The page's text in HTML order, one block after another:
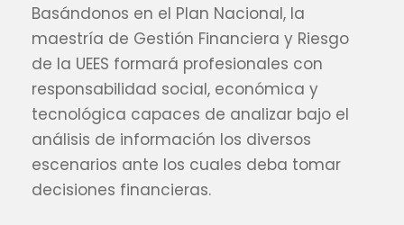
Basándonos en el Plan Nacional, la
maestría de Gestión Financiera y Riesgo
de la UEES formará profesionales con
responsabilidad social, económica y
tecnológica capaces de analizar bajo el
análisis de información los diversos
escenarios ante los cuales deba tomar
decisiones financieras.